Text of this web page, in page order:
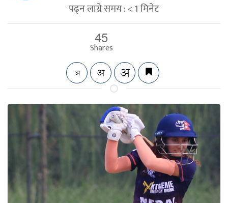
पढ्न लाग्ने समय :< 1मिनेट
45
Shares